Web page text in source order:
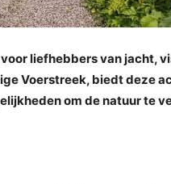
liefhebbers van jacht,
Voerstreek, biedt deze
om de natuur te